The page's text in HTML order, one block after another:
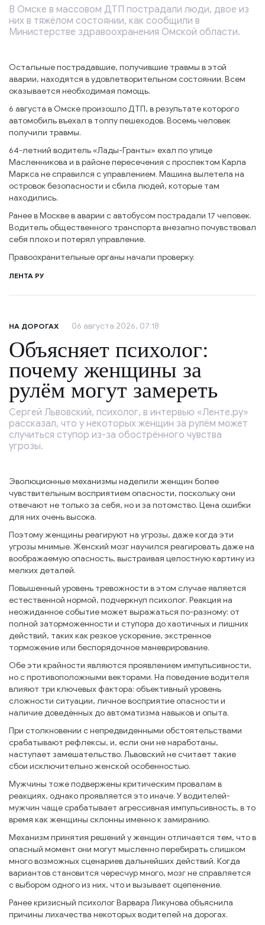
В Омске в массовом ДТП пострадали люди, двое из
них в тяжёлом состоянии, как сообщили в
Министерстве здравоохранения Омской области.
Остальные пострадавшие, получившие травмы в этой
аварии, находятся в удовлетворительном состоянии. Всем
оказывается необходимая помощь.
6 августа в Омске произошло ДТП, в результате которого
автомобиль въехал в толпу пешеходов. Восемь человек
получили травмы.
64-летний водитель «Лады-Гранты» ехал по улице
Масленникова и в районе пересечения с проспектом Карла
Маркса не справился с управлением. Машина вылетела на
островок безопасности и сбила людей, которые там
находились.
Ранее в Москве в аварии с автобусом пострадали 17 человек.
Водитель общественного транспорта внезапно почувствовал
себя плохо и потерял управление.
Правоохранительные органы начали проверку.
ЛЕНТА РУ
НА ДОРОГАХ 06 августа 2026, 07:18
Объясняет психолог:
почему женщины за
рулём могут замереть
Сергей Львовский, психолог, в интервью «Ленте.ру»
рассказал, что у некоторых женщин за рулём может
случиться ступор из-за обострённого чувства
угрозы.
Эволюционные механизмы наделили женщин более
чувствительным восприятием опасности, поскольку они
отвечают не только за себя, но и за потомство. Цена ошибки
для них очень высока.
Поэтому женщины реагируют на угрозы, даже когда эти
угрозы мнимые. Женский мозг научился реагировать даже на
воображаемую опасность, выстраивая целостную картину из
мелких деталей.
Повышенный уровень тревожности в этом случае является
естественной нормой, подчеркнул психолог. Реакция на
неожиданное событие может выражаться по-разному: от
полной заторможенности и ступора до хаотичных и лишних
действий, таких как резкое ускорение, экстренное
торможение или беспорядочное маневрирование.
Обе эти крайности являются проявлением импульсивности,
но с противоположными векторами. На поведение водителя
влияют три ключевых фактора: объективный уровень
сложности ситуации, личное восприятие опасности и
наличие доведённых до автоматизма навыков и опыта.
При столкновении с непредвиденными обстоятельствами
срабатывают рефлексы, и, если они не наработаны,
наступает замешательство. Львовский не считает такие
сбои исключительно женской особенностью.
Мужчины тоже подвержены критическим провалам в
реакциях, однако проявляется это иначе. У водителей-
мужчин чаще срабатывает агрессивная импульсивность, в то
время как женщины склонны именно к замиранию.
Механизм принятия решений у женщин отличается тем, что в
опасный момент они могут мысленно перебирать слишком
много возможных сценариев дальнейших действий. Когда
вариантов становится чересчур много, мозг не справляется
с выбором одного из них, что и вызывает оцепенение.
Ранее кризисный психолог Варвара Ликунова объяснила
причины лихачества некоторых водителей на дорогах.